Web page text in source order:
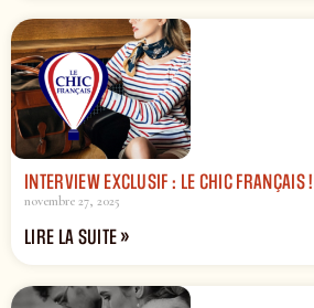
INTERVIEW EXCLUSIF : LE CHIC FRANÇAIS !
novembre 27, 2025
LIRE LA SUITE »